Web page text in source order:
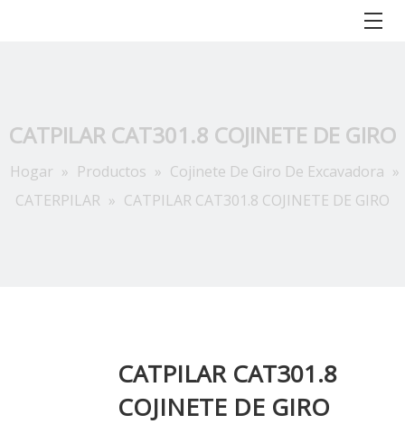
CATPILAR CAT301.8 COJINETE DE GIRO
Hogar » Productos » Cojinete De Giro De Excavadora »
CATERPILAR » CATPILAR CAT301.8 COJINETE DE GIRO
CATPILAR CAT301.8
COJINETE DE GIRO